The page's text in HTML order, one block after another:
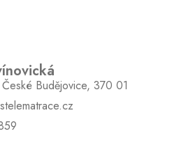
Budějovice, 370 01